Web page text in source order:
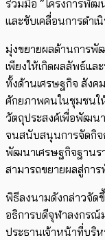
ร่วมมือ “โครงการพัฒ
และขับเคลื่อนการดำ
มุ่งขยายผลด้านการพั
เพียงให้เกิดผลลัพธ์แ
ทั้งด้านเศรษฐกิจ สังค
ศักยภาพคนในชุมชนใ
วัตถุประสงค์เพื่อพัฒน
จนสนับสนุนการจัดกิจ
พัฒนาเศรษฐกิจฐานร
สามารถขยายผลสู่กา
พิธีลงนามดังกล่าวจัด
อธิการบดีจุฬาลงกรณ์
ประธานเจ้าหน้าที่บริห